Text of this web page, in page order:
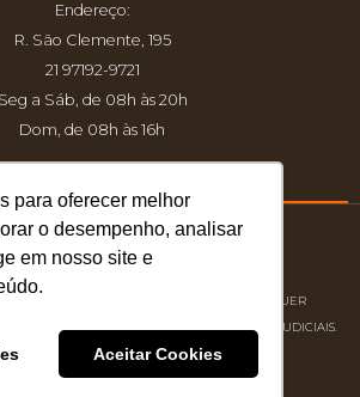
para oferecer melhor
o desempenho, analisar
em nosso site e
Aceitar Cookies
Endereço:
R. São Clemente, 195
21 97192-9721
Seg a Sáb, de 08h às 20h
Dom, de 08h às 16h
À ATELIER DOS SABORES | QUALQUER
PODERÁ ACARRETAR EM PROCESSOS JUDICIAIS.
Desenvolvido porS2 Marketing